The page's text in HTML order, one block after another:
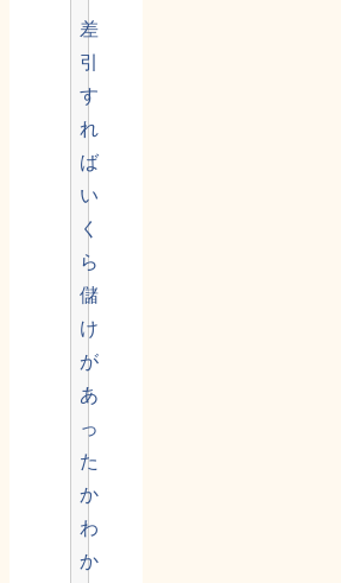
差
引
す
れ
ば
い
く
ら
儲
け
が
あ
っ
た
か
わ
か